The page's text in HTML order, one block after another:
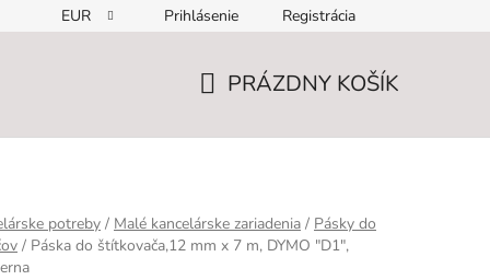
EUR Prihlásenie Registrácia
PRÁZDNY KOŠÍK
potreby / Malé kancelárske zariadenia / Pásky do
/ Páska do štítkovača,12 mm x 7 m, DYMO "D1",